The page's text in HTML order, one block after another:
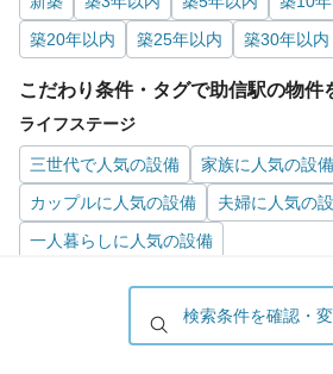
検索条件を確認・
築20年以内
築25年以内 築30年以内
こだわり条件・タグで助信駅の物件
ライフステージ
三世代で人気の設備
家族に人気の設備
カップルに人気の設備
夫婦に人気の
一人暮らしに人気の設備
室内洗濯機置場 フローリ